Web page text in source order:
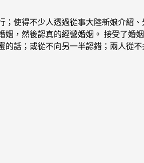
使得不少人透過從事大陸新娘介紹
，然後認真的經營婚姻。 接受了婚
話；或從不向另一半認錯；兩人從